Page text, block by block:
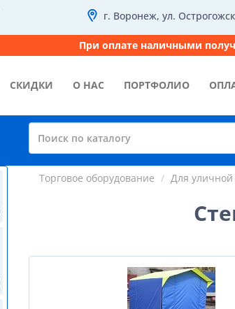
г. Воронеж, ул.
При оплате наличными
СКИДКИ О НАС ПОРТФОЛИО
Торговое оборудование Для уличной